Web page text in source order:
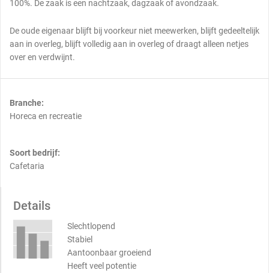
100%. De zaak is een nachtzaak, dagzaak of avondzaak.
De oude eigenaar blijft bij voorkeur niet meewerken, blijft gedeeltelijk
aan in overleg, blijft volledig aan in overleg of draagt alleen netjes
over en verdwijnt.
Branche:
Horeca en recreatie
Soort bedrijf:
Cafetaria
Details
Slechtlopend
Stabiel
Aantoonbaar groeiend
Heeft veel potentie